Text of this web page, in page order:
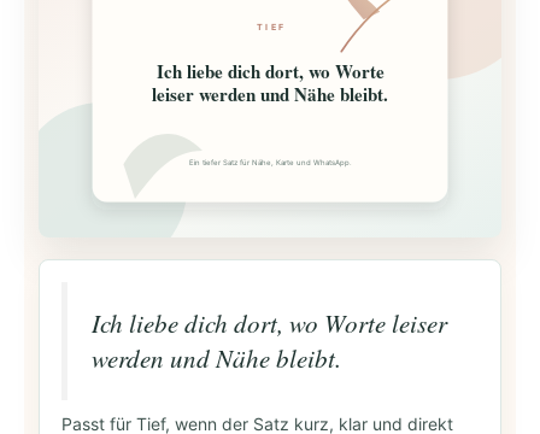
TIEF
Ich liebe dich dort, wo Worte
leiser werden und Nähe bleibt.
Ein tiefer Satz für Nähe, Karte und WhatsApp.
Ich liebe dich dort, wo Worte leiser
werden und Nähe bleibt.
Passt für Tief, wenn der Satz kurz, klar und direkt